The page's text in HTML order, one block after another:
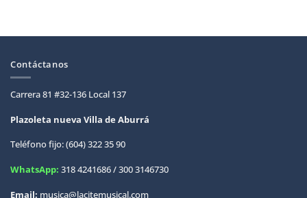
Contáctanos
Carrera 81 #32-136 Local 137
Plazoleta nueva Villa deAburrá
Teléfono fijo: (604) 322 35 90
WhatsApp: 318 4241686 / 300 3146730
Email: musica@lacitemusical.com